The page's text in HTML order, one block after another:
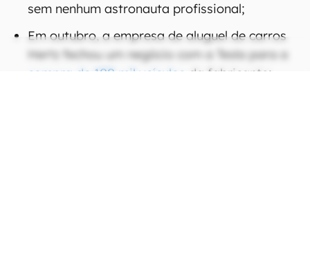
sem nenhum astronauta profissional;
Em outubro, a empresa de aluguel de carros
Hertz fechou um negócio com a Tesla para a
compra de 100 mil veículos da fabricante;